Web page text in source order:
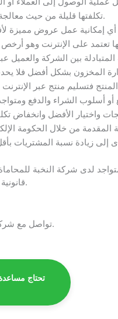
تكلفتها قليلة من حيث معالجة المعلومات وتخزينها وتوزيعها.
لدى شركة النخبة
قانونية فيما يخص التجارة الإلكترونية.
تواصل مع شركة النخبة عبر أيقونة الواتساب.
تحتاج